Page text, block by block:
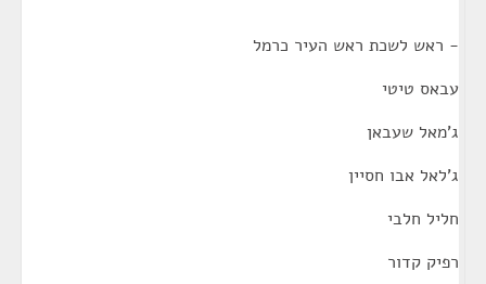
- ראש לשכת ראש העיר כרמל
עבאס טיטי
ג'מאל שעבאן
ג'לאל אבו חסיין
חליל חלבי
רפיק קדור